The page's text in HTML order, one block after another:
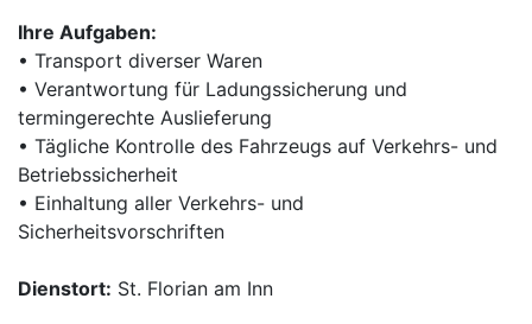
Ihre Aufgaben:
• Transport diverser Waren
• Verantwortung für Ladungssicherung und
termingerechte Auslieferung
• Tägliche Kontrolle des Fahrzeugs auf Verkehrs- und
Betriebssicherheit
• Einhaltung aller Verkehrs- und
Sicherheitsvorschriften
Dienstort: St. Florian am Inn